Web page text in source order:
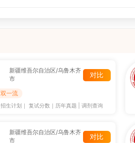
新疆维吾尔自治区/乌鲁木齐
市
对比
双一流
招生计划 ｜ 复试分数 ｜ 历年真题 调剂查询
新疆维吾尔自治区/乌鲁木齐
市
对比